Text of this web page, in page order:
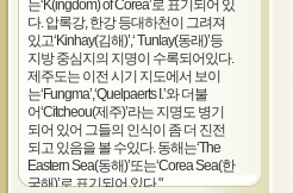
는‘K(ingdom) of Corea’로 표기되어 있
다. 압록강, 한강 등대하천이 그려져
있고‘Kinhay(김해)’,‘ Tunlay(동래)’등
지방 중심지의 지명이 수록되어있다.
제주도는 이전 시기 지도에서 보이
는‘Fungma’,‘Quelpaerts I.’와 더불
어‘Citcheou(제주)’라는 지명도 병기
되어 있어 그들의 인식이 좀 더 진전
되고 있음을 볼 수있다. 동해는‘The
Eastern Sea(동해)’또는‘Corea Sea(한
국해)’로 표기되어 있다."